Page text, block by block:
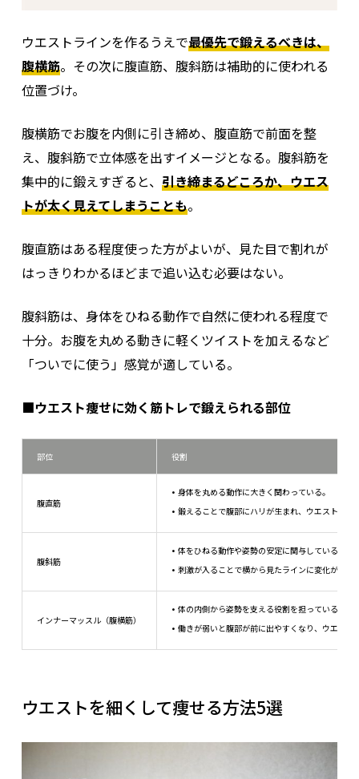
ウエストラインを作るうえで最優先で鍛えるべきは、
腹横筋。その次に腹直筋、腹斜筋は補助的に使われる
位置づけ。
腹横筋でお腹を内側に引き締め、腹直筋で前面を整
え、腹斜筋で立体感を出すイメージとなる。腹斜筋を
集中的に鍛えすぎると、 引き締まるどころか、ウエス
トが太く見えてしまうことも。
腹直筋はある程度使った方がよいが、見た目で割れが
はっきりわかるほどまで追い込む必要はない。
腹斜筋は、身体をひねる動作で自然に使われる程度で
十分。お腹を丸める動きに軽くツイストを加えるなど
「ついでに使う」感覚が適している。
■ウエスト痩せに効く筋トレで鍛えられる部位
部位 役割
腹直筋
身体を丸める動作に大きく関わっている。
鍛えることで腹部にハリが生まれ、ウエスト全
腹斜筋
体をひねる動作や姿勢の安定に関与している
刺激が入ることで横から見たラインに変化が出や
インナーマッスル（腹横筋）
体の内側から姿勢を支える役割を担っている。
働きが弱いと腹部が前に出やすくなり、ウエス
ウエストを細くして痩せる方法5選